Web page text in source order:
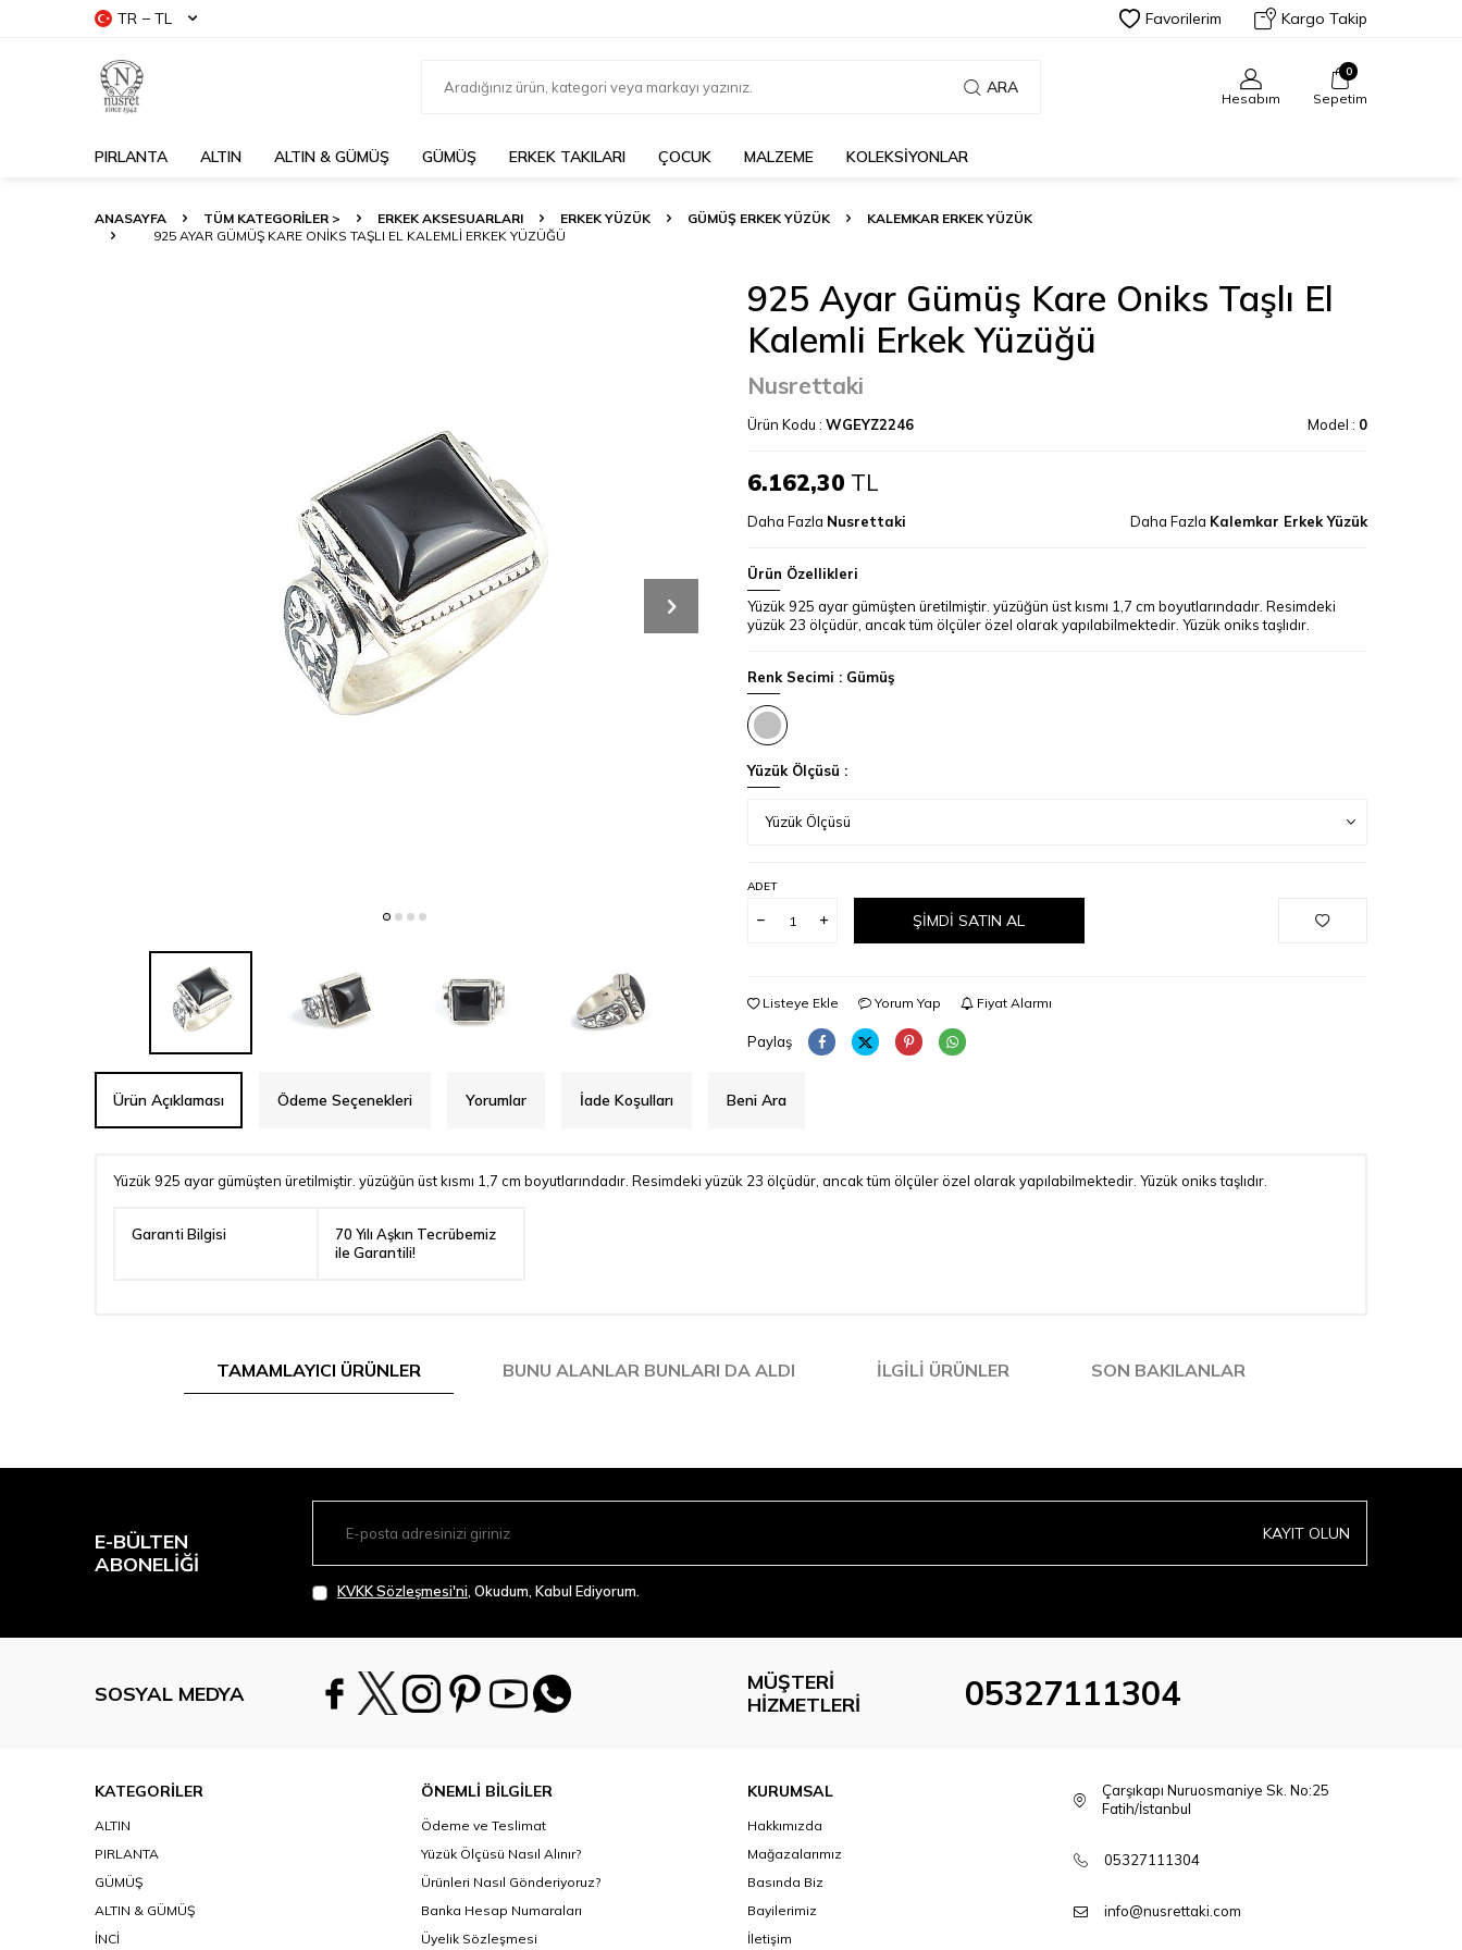
TR − TL Favorilerim Kargo Takip
ARA
Hesabım
0
Sepetim
PIRLANTA ALTIN ALTIN & GÜMÜŞ GÜMÜŞ ERKEK TAKILARI ÇOCUK MALZEME KOLEKSİYONLAR
ANASAYFA TÜM KATEGORİLER > ERKEK AKSESUARLARI ERKEK YÜZÜK GÜMÜŞ ERKEK YÜZÜK
KALEMKAR ERKEK YÜZÜK
925 AYAR GÜMÜŞ KARE ONIKS TAŞLI EL KALEMLI ERKEK YÜZÜĞÜ
925 Ayar Gümüş Kare Oniks Taşlı El
Kalemli Erkek Yüzüğü
Nusrettaki
Ürün Kodu : WGEYZ2246 Model : 0
6.162,30 TL
Daha Fazla Nusrettaki Daha Fazla Kalemkar Erkek Yüzük
Ürün Özellikleri
Yüzük 925 ayar gümüşten üretilmiştir. yüzüğün üst kısmı 1,7 cm boyutlarındadır. Resimdeki
yüzük 23 ölçüdür, ancak tüm ölçüler özel olarak yapılabilmektedir. Yüzük oniks taşlıdır.
Renk Secimi : Gümüş
Yüzük Ölçüsü :
ADET
ŞIMDI SATIN AL
Listeye Ekle Yorum Yap Fiyat Alarmı
Paylaş
Ürün Açıklaması Ödeme Seçenekleri Yorumlar İade Koşulları Beni Ara
Yüzük 925 ayar gümüşten üretilmiştir. yüzüğün üst kısmı 1,7 cm boyutlarındadır. Resimdeki yüzük 23 ölçüdür, ancak tüm ölçüler özel olarak yapılabilmektedir. Yüzük oniks taşlıdır.
Garanti Bilgisi
70 Yılı Aşkın Tecrübemiz
ile Garantili!
TAMAMLAYICI ÜRÜNLER BUNU ALANLAR BUNLARI DA ALDI İLGILI ÜRÜNLER SON BAKILANLAR
E-BÜLTEN
ABONELIĞI
KAYIT OLUN
KVKK Sözleşmesi'ni , Okudum, Kabul Ediyorum.
SOSYAL MEDYA
MÜŞTERI
HIZMETLERI
05327111304
KATEGORİLER
ALTIN
PIRLANTA
GÜMÜŞ
ALTIN & GÜMÜŞ
İNCİ
ÖNEMLİ BİLGİLER
Ödeme ve Teslimat
Yüzük Ölçüsü Nasıl Alınır?
Ürünleri Nasıl Gönderiyoruz?
Banka Hesap Numaraları
Üyelik Sözleşmesi
KURUMSAL
Hakkımızda
Mağazalarımız
Basında Biz
Bayilerimiz
İletişim
Çarşıkapı Nuruosmaniye Sk. No:25
Fatih/İstanbul
05327111304
info@nusrettaki.com